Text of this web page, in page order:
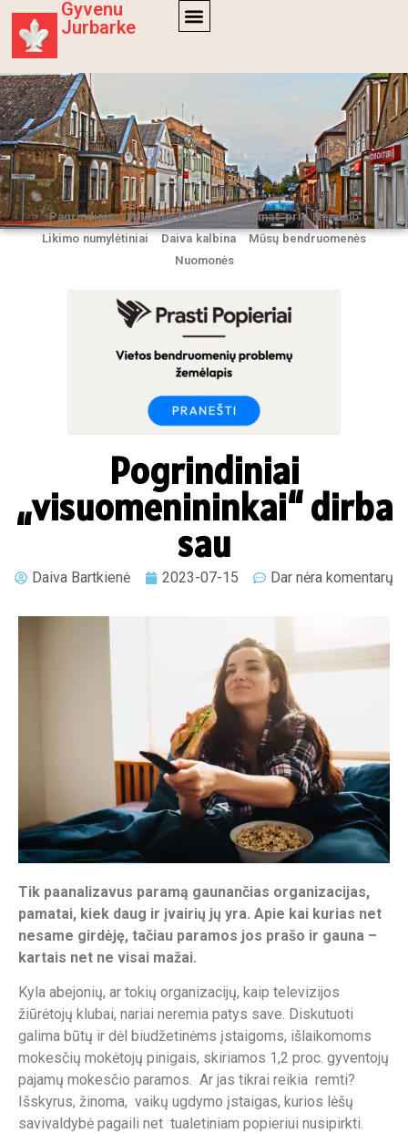
Gyvenu
Jurbarke
Pagrindinis Valdžios kaina
Gyvenimas prie Nemuno
Likimo numylėtiniai
Daiva kalbina
Mūsų bendruomenės
Nuomonės
Pogrindiniai
„visuomenininkai“ dirba
sau
Daiva Bartkienė 2023-07-15 Dar nėra komentarų
Tik paanalizavus paramą gaunančias organizacijas,
pamatai, kiek daug ir įvairių jų yra. Apie kai kurias net
nesame girdėję, tačiau paramos jos prašo ir gauna –
kartais net ne visai mažai.
Kyla abejonių, ar tokių organizacijų, kaip televizijos
žiūrėtojų klubai, nariai neremia patys save. Diskutuoti
galima būtų ir dėl biudžetinėms įstaigoms, išlaikomoms
mokesčių mokėtojų pinigais, skiriamos 1,2 proc. gyventojų
pajamų mokesčio paramos. Ar jas tikrai reikia remti?
Išskyrus, žinoma, vaikų ugdymo įstaigas, kurios lėšų
savivaldybė pagaili net tualetiniam popieriui nusipirkti.